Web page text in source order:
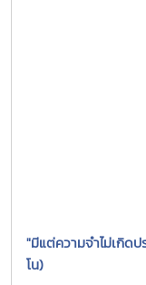
"มีแต่ความจำไม่เกิด
โน)